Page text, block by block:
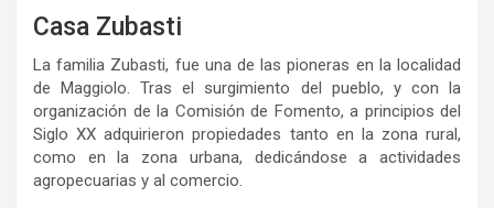
Casa Zubasti
La familia Zubasti, fue una de las pioneras en la localidad
de Maggiolo. Tras el surgimiento del pueblo, y con la
organización de la Comisión de Fomento, a principios del
Siglo XX adquirieron propiedades tanto en la zona rural,
como en la zona urbana, dedicándose a actividades
agropecuarias y al comercio.